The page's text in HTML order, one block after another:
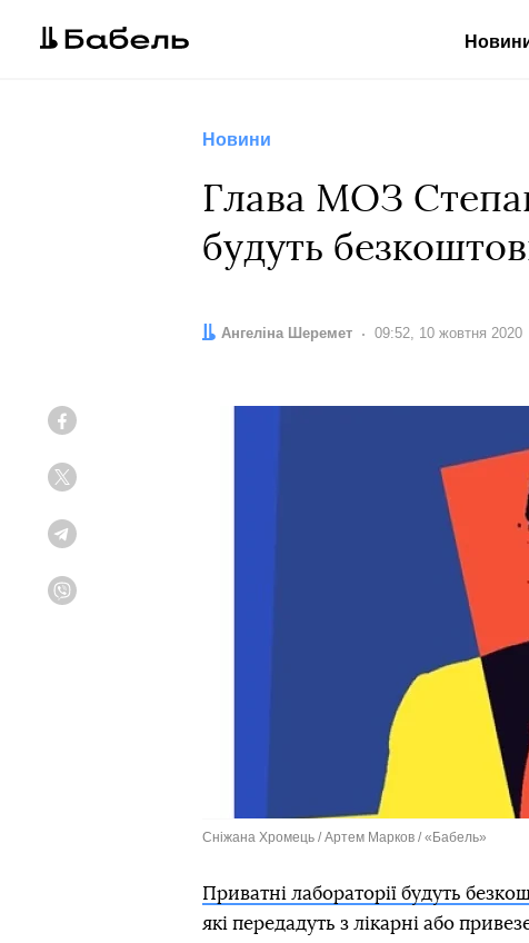
Новини
Глава МОЗ
будуть
Автор:
Ангеліна Шеремет Дата:
09:52, 10 жовтня 2020
Сніжана Хромець / Артем Марков / «Бабель»
Приватні лабораторії будуть
які передадуть з лікарні або